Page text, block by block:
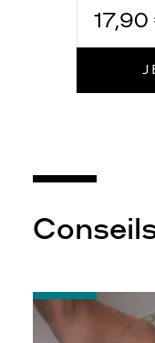
17,90
-
Quelques
conseils